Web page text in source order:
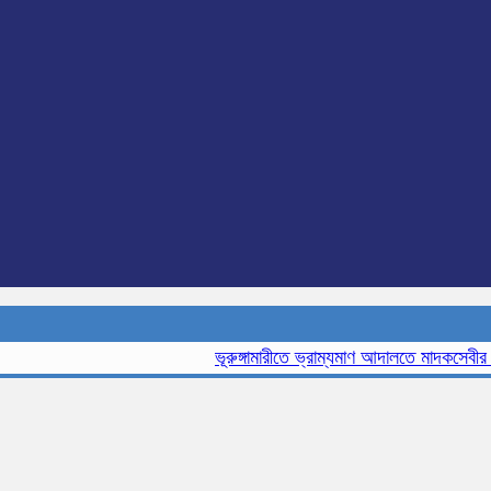
ভূরুঙ্গামারীতে ভ্রাম্যমাণ আদালতে মাদকসেবীর এক